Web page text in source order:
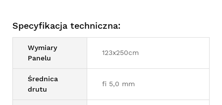
Specyfikacja techniczna:
Wymiary
Panelu
123x250cm
Średnica
drutu
fi 5,0 mm